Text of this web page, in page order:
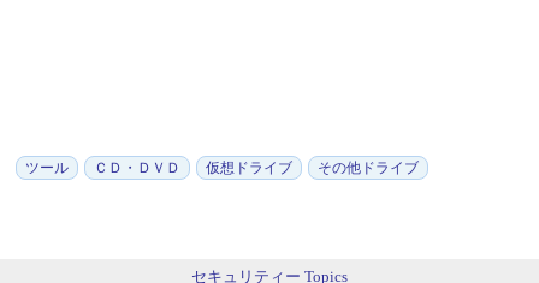
ツール ＣＤ・ＤＶＤ 仮想ドライブ その他ドライブ
セキュリティー Topics